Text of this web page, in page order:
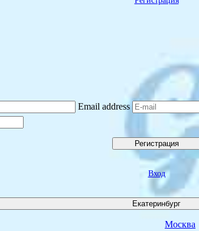
Email address
Регистрация
Вход
Екатеринбург
Москва